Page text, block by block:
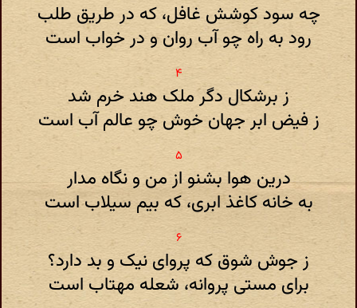
چه سود کوشش غافل، که در طریق طلب
رود به راه چو آب روان و در خواب است
ز برشکال دگر ملک هند خرم شد
ز فیض ابر جهان خوش چو عالم آب است
درین هوا بشنو از من و نگاه مدار
به خانه کاغذ ابری، که بیم سیلاب است
ز جوش شوق که پروای نیک و بد دارد؟
برای مستی پروانه، شعله مهتاب است